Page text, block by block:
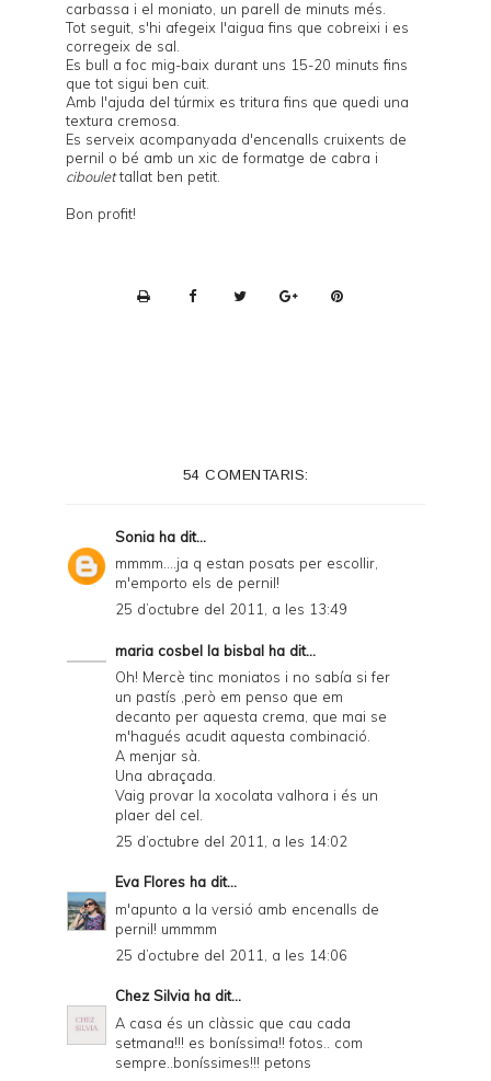
carbassa i el moniato, un parell de minuts més.
Tot seguit, s'hi afegeix l'aigua fins que cobreixi i es
corregeix de sal.
Es bull a foc mig-baix durant uns 15-20 minuts fins
que tot sigui ben cuit.
Amb l'ajuda del túrmix es tritura fins que quedi una
textura cremosa.
Es serveix acompanyada d'encenalls cruixents de
pernil o bé amb un xic de formatge de cabra i
ciboulettallat ben petit.
Bon profit!
i
e
n
d
y
a
n
d
P
D
F
54 COMENTARIS:
Sonia ha dit...
mmmm....ja q estan posats per escollir,
m'emporto els de pernil!
25 d’octubre del 2011, a les 13:49
maria cosbel la bisbal ha dit...
Oh! Mercè tinc moniatos i no sabía si fer
un pastís ,però em penso que em
decanto per aquesta crema, que mai se
m'hagués acudit aquesta combinació.
A menjar sà.
Una abraçada.
Vaig provar la xocolata valhora i és un
plaer del cel.
25 d’octubre del 2011, a les 14:02
Eva Flores ha dit...
m'apunto a la versió amb encenalls de
pernil! ummmm
25 d’octubre del 2011, a les 14:06
Chez Silvia ha dit...
A casa és un clàssic que cau cada
setmana!!! es boníssima!! fotos.. com
sempre..boníssimes!!! petons